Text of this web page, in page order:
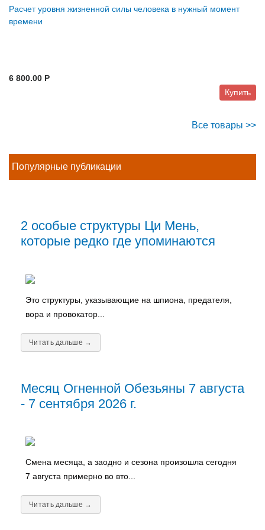
Расчет уровня жизненной силы человека в нужный момент
времени
6 800.00 P
Купить
Все товары >>
Популярные публикации
2 особые структуры Ци Мень,
которые редко где упоминаются
Это структуры, указывающие на шпиона, предателя,
вора и провокатор...
Читать дальше →
Месяц Огненной Обезьяны 7 августа
- 7 сентября 2026 г.
Смена месяца, а заодно и сезона произошла сегодня
7 августа примерно во вто...
Читать дальше →